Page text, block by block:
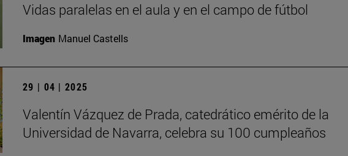
Vidas paralelas en el aula y en el campo de fútbol
Imagen Manuel Castells
29 | 04 | 2025
Valentín Vázquez de Prada, catedrático emérito de la
Universidad de Navarra, celebra su 100 cumpleaños